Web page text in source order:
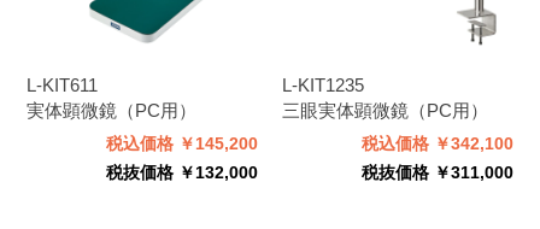
L-KIT611
実体顕微鏡（PC用）
税込価格 ￥145,200
税抜価格 ￥132,000
L-KIT1235
三眼実体顕微鏡（PC用）
税込価格 ￥342,100
税抜価格 ￥311,000